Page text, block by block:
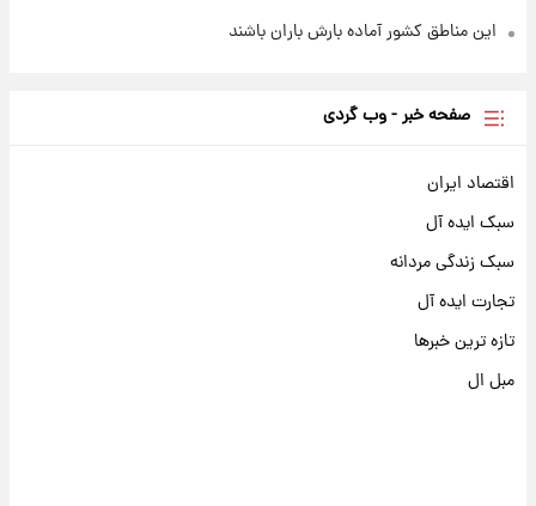
این مناطق کشور آماده بارش باران باشند
صفحه خبر - وب گردی
اقتصاد ایران
سبک ایده آل
سبک زندگی مردانه
تجارت ایده آل
تازه ترین خبرها
مبل ال